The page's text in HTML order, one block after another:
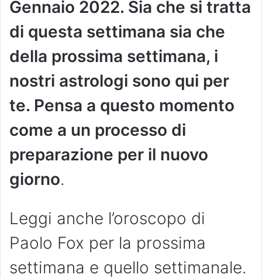
Gennaio 2022. Sia che si tratta
di questa settimana sia che
della prossima settimana, i
nostri astrologi sono qui per
te. Pensa a questo momento
come a un processo di
preparazione per il nuovo
giorno.
Leggi anche l’oroscopo di
Paolo Fox per la prossima
settimana e quello settimanale.